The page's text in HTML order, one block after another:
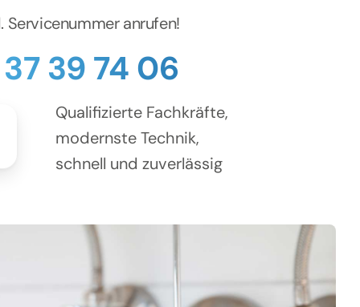
Servicenummer anrufen!
37 39 74 06
Qualifizierte Fachkräfte,
modernste Technik,
schnell und zuverlässig